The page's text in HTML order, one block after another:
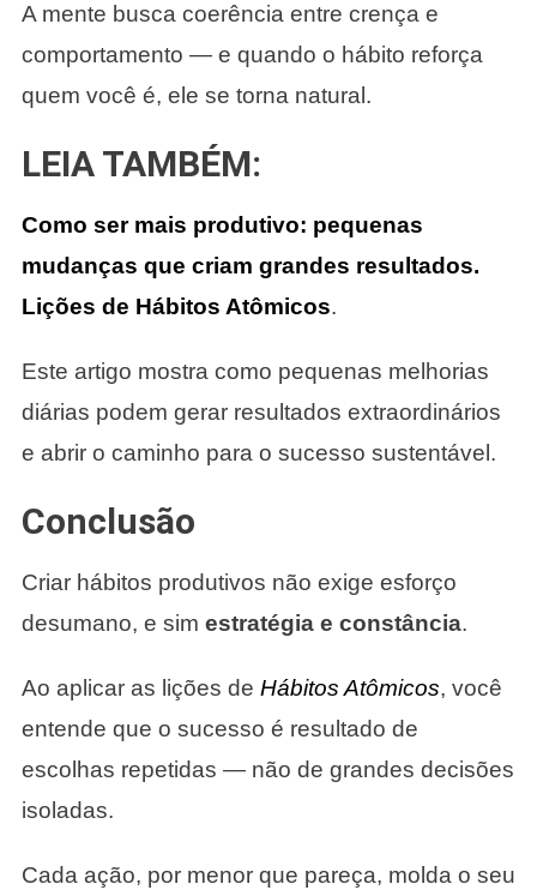
A mente busca coerência entre crença e
comportamento — e quando o hábito reforça
quem você é, ele se torna natural.
LEIA TAMBÉM:
Como ser mais produtivo: pequenas
mudanças que criam grandes resultados.
Lições de Hábitos Atômicos.
Este artigo mostra como pequenas melhorias
diárias podem gerar resultados extraordinários
e abrir o caminho para o sucesso sustentável.
Conclusão
Criar hábitos produtivos não exige esforço
desumano, e sim estratégia e constância.
Ao aplicar as lições de Hábitos Atômicos, você
entende que o sucesso é resultado de
escolhas repetidas — não de grandes decisões
isoladas.
Cada ação, por menor que pareça, molda o seu